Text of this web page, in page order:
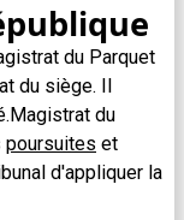
du Parquet
du siège. Il
du
poursuites et
d'appliquer la